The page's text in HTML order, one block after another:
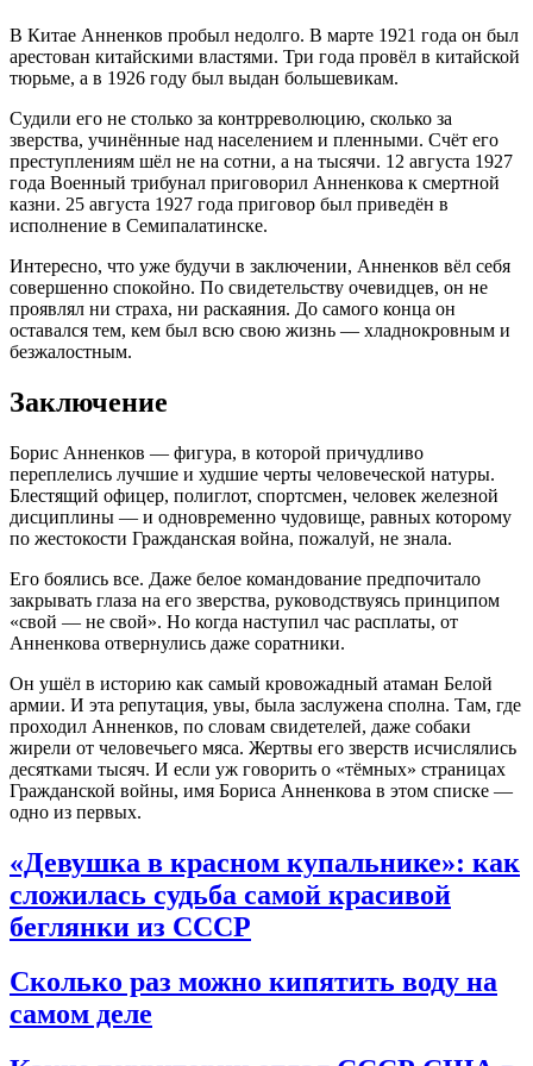
В Китае Анненков пробыл недолго. В марте 1921 года он был
арестован китайскими властями. Три года провёл в китайской
тюрьме, а в 1926 году был выдан большевикам.
Судили его не столько за контрреволюцию, сколько за
зверства, учинённые над населением и пленными. Счёт его
преступлениям шёл не на сотни, а на тысячи. 12 августа 1927
года Военный трибунал приговорил Анненкова к смертной
казни. 25 августа 1927 года приговор был приведён в
исполнение в Семипалатинске.
Интересно, что уже будучи в заключении, Анненков вёл себя
совершенно спокойно. По свидетельству очевидцев, он не
проявлял ни страха, ни раскаяния. До самого конца он
оставался тем, кем был всю свою жизнь — хладнокровным и
безжалостным.
Заключение
Борис Анненков — фигура, в которой причудливо
переплелись лучшие и худшие черты человеческой натуры.
Блестящий офицер, полиглот, спортсмен, человек железной
дисциплины — и одновременно чудовище, равных которому
по жестокости Гражданская война, пожалуй, не знала.
Его боялись все. Даже белое командование предпочитало
закрывать глаза на его зверства, руководствуясь принципом
«свой — не свой». Но когда наступил час расплаты, от
Анненкова отвернулись даже соратники.
Он ушёл в историю как самый кровожадный атаман Белой
армии. И эта репутация, увы, была заслужена сполна. Там, где
проходил Анненков, по словам свидетелей, даже собаки
жирели от человечьего мяса. Жертвы его зверств исчислялись
десятками тысяч. И если уж говорить о «тёмных» страницах
Гражданской войны, имя Бориса Анненкова в этом списке —
одно из первых.
«Девушка в красном купальнике»: как
сложилась судьба самой красивой
беглянки из СССР
Сколько раз можно кипятить воду на
самом деле